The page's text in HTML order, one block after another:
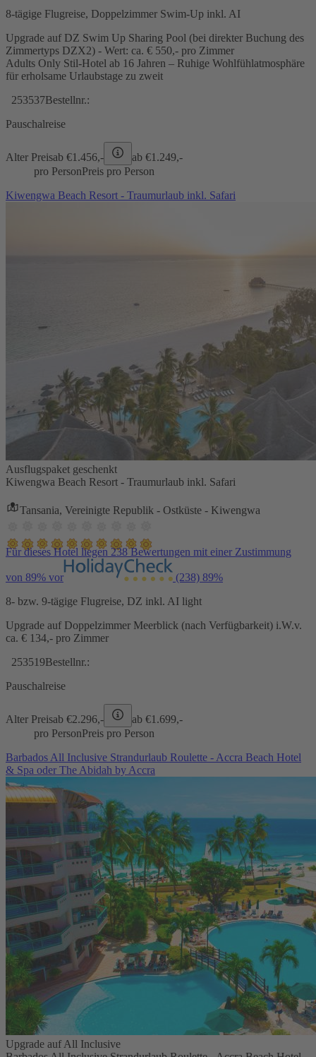
8-tägige Flugreise, Doppelzimmer Swim-Up inkl. AI
Upgrade auf DZ Swim Up Sharing Pool (bei direkter Buchung des
Zimmertyps DZX2) - Wert: ca. € 550,- pro Zimmer
Adults Only Stil-Hotel ab 16 Jahren – Ruhige Wohlfühlatmosphäre
für erholsame Urlaubstage zu zweit
253537Bestellnr.:
Pauschalreise
Alter Preisab €1.456,- ab €1.249,-
pro PersonPreis pro Person
Kiwengwa Beach Resort - Traumurlaub inkl. Safari
Ausflugspaket geschenkt
Kiwengwa Beach Resort - Traumurlaub inkl. Safari
Tansania, Vereinigte Republik - Ostküste - Kiwengwa
Für dieses Hotel liegen 238 Bewertungen mit einer Zustimmung
von 89% vor (238) 89%
8- bzw. 9-tägige Flugreise, DZ inkl. AI light
Upgrade auf Doppelzimmer Meerblick (nach Verfügbarkeit) i.W.v.
ca. € 134,- pro Zimmer
253519Bestellnr.:
Pauschalreise
Alter Preisab €2.296,- ab €1.699,-
pro PersonPreis pro Person
Barbados All Inclusive Strandurlaub Roulette - Accra Beach Hotel
& Spa oder The Abidah by Accra
Upgrade auf All Inclusive